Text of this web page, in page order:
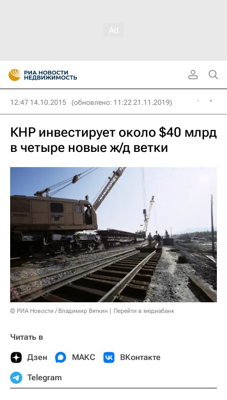
12:47 14.10.2015 (обновлено: 11:22 21.11.2019)
КНР инвестирует около $40 млрд
в четыре новые ж/д ветки
© РИА Новости / Владимир Вяткин Перейти в медиабанк
Читать в
Дзен МАКС ВКонтакте
Telegram